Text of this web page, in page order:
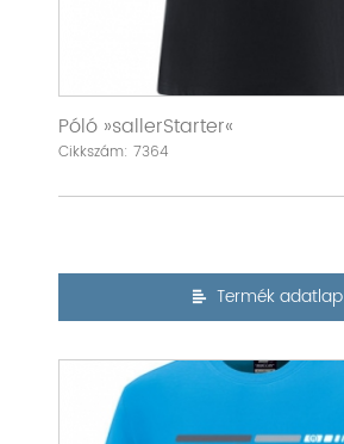
Póló »sallerStarter«
Cikkszám: 7364
Termék adatlap